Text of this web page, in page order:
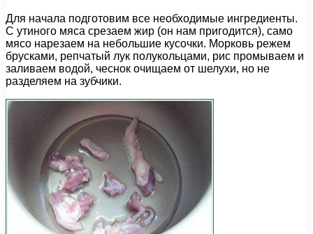
Для начала подготовим все необходимые ингредиенты.
С утиного мяса срезаем жир (он нам пригодится), само
мясо нарезаем на небольшие кусочки. Морковь режем
брусками, репчатый лук полукольцами, рис промываем и
заливаем водой, чеснок очищаем от шелухи, но не
разделяем на зубчики.